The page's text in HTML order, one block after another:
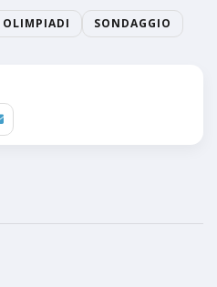
OLIMPIADI SONDAGGIO